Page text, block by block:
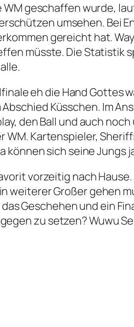
geschaffen wurde,
umsehen. Bei
gereicht hat.
müsste. Die Statistik
eh die Hand Gottes
Küsschen. Im
den Ball und auch
Kartenspieler,
sich seine Jungs
vorzeitig nach
weiterer Großer gehen
Geschehen und ein
zu setzen? Wuwu